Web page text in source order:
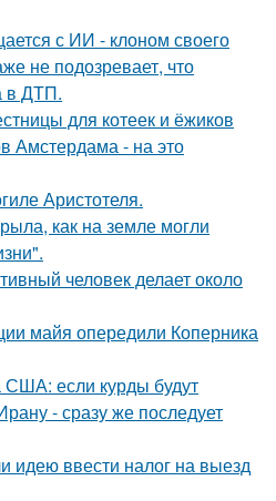
с ИИ - клоном своего
не подозревает, что
в ДТП.
для котеек и ёжиков
Амстердама - на это
Аристотеля.
как на земле могли
человек делает около
майя опередили Коперника
США: если курды будут
- сразу же последует
идею ввести налог на выезд